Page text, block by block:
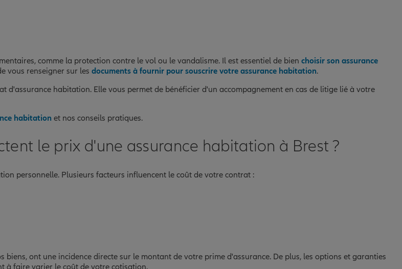
comme la protection contre le vol ou le vandalisme. Il est essentiel de bien choisir son assurance
vous renseigner sur les documents à fournir pour souscrire votre assurance habitation.
d'assurance habitation. Elle vous permet de bénéficier d'un accompagnement en cas de litige lié à votre
habitation et nos conseils pratiques.
le prix d'une assurance habitation à Brest ?
personnelle. Plusieurs facteurs influencent le coût de votre contrat :
ont une incidence directe sur le montant de votre prime d'assurance. De plus, les options et garanties
à faire varier le coût de votre cotisation.